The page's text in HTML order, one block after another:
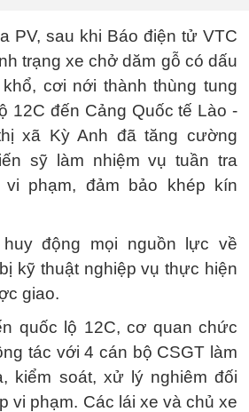
PV, sau khi Báo điện tử VTC
trạng xe chở dăm gỗ có dấu
cơi nới thành thùng tung
12C đến Cảng Quốc tế Lào -
xã Kỳ Anh đã tăng cường
sỹ làm nhiệm vụ tuần tra
phạm, đảm bảo khép kín
động mọi nguồn lực về
kỹ thuật nghiệp vụ thực hiện
giao.
quốc lộ 12C, cơ quan chức
tác với 4 cán bộ CSGT làm
kiểm soát, xử lý nghiêm đối
vi phạm. Các lái xe và chủ xe